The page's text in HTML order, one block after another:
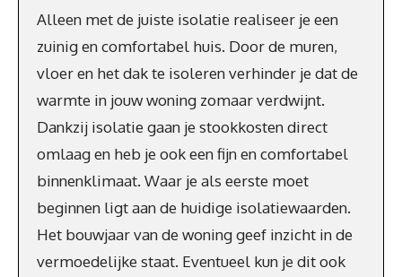
Alleen met de juiste isolatie realiseer je een
zuinig en comfortabel huis. Door de muren,
vloer en het dak te isoleren verhinder je dat de
warmte in jouw woning zomaar verdwijnt.
Dankzij isolatie gaan je stookkosten direct
omlaag en heb je ook een fijn en comfortabel
binnenklimaat. Waar je als eerste moet
beginnen ligt aan de huidige isolatiewaarden.
Het bouwjaar van de woning geef inzicht in de
vermoedelijke staat. Eventueel kun je dit ook